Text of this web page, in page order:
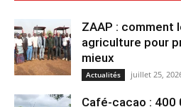
ZAAP : comment
agriculture pour
mieux
Actualités juillet 25,
Café-cacao : 400